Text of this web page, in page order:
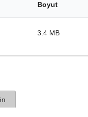
Boyut
3.4 MB